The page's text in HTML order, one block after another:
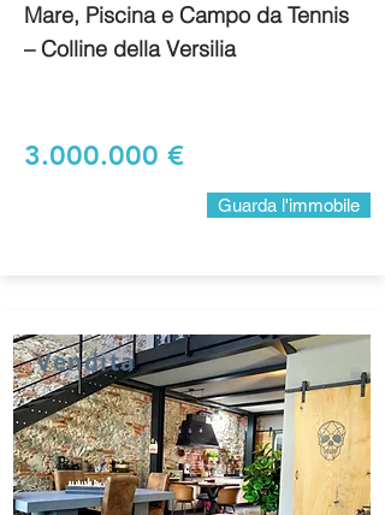
Mare, Piscina e Campo da Tennis
– Colline della Versilia
3.000.000 €
Guarda l'immobile
Vendita